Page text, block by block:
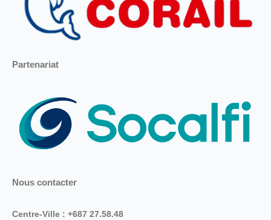
Partenariat
Nous contacter
Centre-Ville : +687 27.58.48